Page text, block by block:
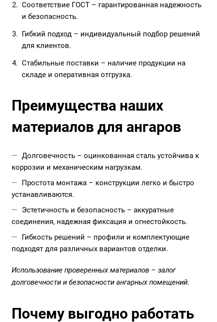
Соответствие ГОСТ – гарантированная надежность
и безопасность.
Гибкий подход – индивидуальный подбор решений
для клиентов.
Стабильные поставки – наличие продукции на
складе и оперативная отгрузка.
Преимущества наших
материалов для ангаров
Долговечность – оцинкованная сталь устойчива к
коррозии и механическим нагрузкам.
Простота монтажа – конструкции легко и быстро
устанавливаются.
Эстетичность и безопасность – аккуратные
соединения, надежная фиксация и огнестойкость.
Гибкость решений – профили и комплектующие
подходят для различных вариантов отделки.
Использование проверенных материалов – залог
долговечности и безопасности ангарных помещений.
Почему выгодно работать